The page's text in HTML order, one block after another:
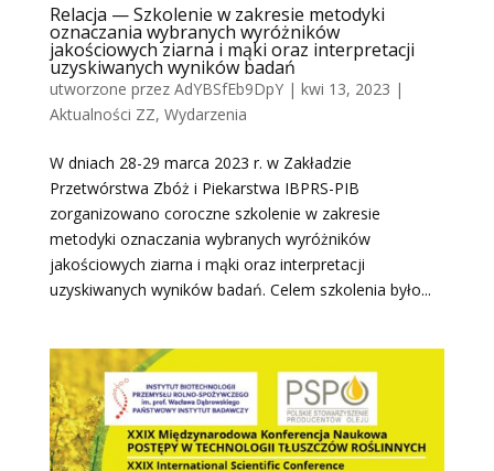
Relacja — Szkolenie w zakresie metodyki
oznaczania wybranych wyróżników
jakościowych ziarna i mąki oraz interpretacji
uzyskiwanych wyników badań
utworzone przez AdYBSfEb9DpY| kwi 13, 2023 |
Aktualności ZZ, Wydarzenia
W dniach 28-29 marca 2023 r. w Zakładzie
Przetwórstwa Zbóż i Piekarstwa IBPRS-PIB
zorganizowano coroczne szkolenie w zakresie
metodyki oznaczania wybranych wyróżników
jakościowych ziarna i mąki oraz interpretacji
uzyskiwanych wyników badań. Celem szkolenia było...